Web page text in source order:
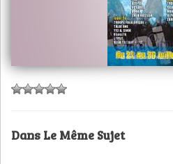
Dans Le Même Sujet